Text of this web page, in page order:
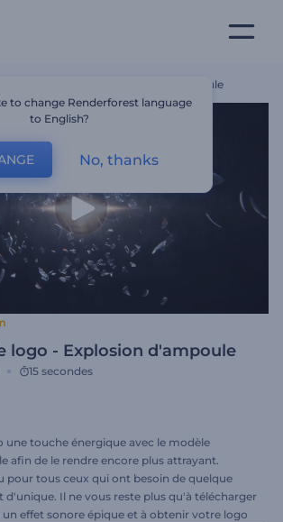
De Logo - Explosion D'ampoule
logo - Explosion d'ampoule
15 secondes
une touche énergique avec le modèle
afin de le rendre encore plus attrayant.
pour tous ceux qui ont besoin de quelque
d'unique. Il ne vous reste plus qu'à télécharger
effet sonore épique et à obtenir votre logo
to change Renderforest language
to English?
No, thanks